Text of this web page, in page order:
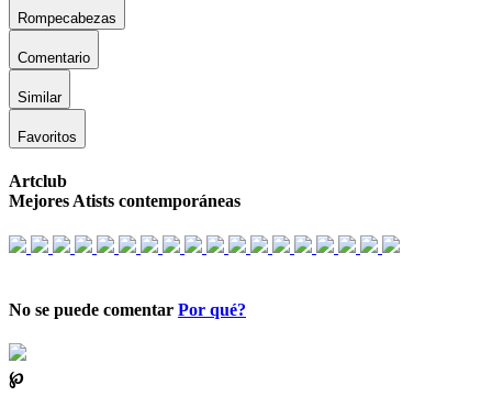
Rompecabezas
Comentario
Similar
Favoritos
Artclub
Mejores Atists contemporáneas
No se puede comentar Por qué?
℘